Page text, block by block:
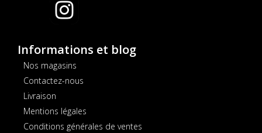
Informations et blog
Nos magasins
Contactez-nous
Livraison
Mentions légales
Conditions générales de ventes